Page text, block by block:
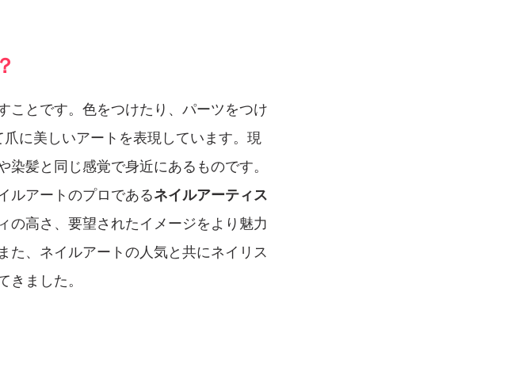
ことです。色をつけたり、パーツをつけ
に美しいアートを表現しています。現
髪と同じ感覚で身近にあるものです。
ルアートのプロであるネイルアーティス
の高さ、要望されたイメージをより魅力
た、ネイルアートの人気と共にネイリス
ました。